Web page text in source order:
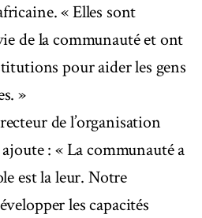
« Elles sont
de la communauté et ont
pour aider les gens
»
de l’organisation
: « La communauté a
est la leur. Notre
les capacités